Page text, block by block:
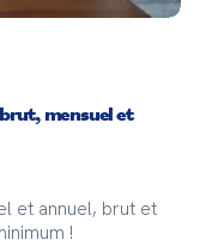
mensuel et
et annuel, brut et
!